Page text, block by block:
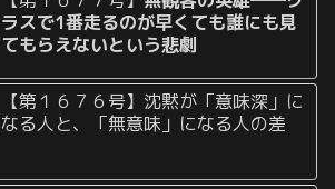
ラスで1番走るのが早くても誰にも見
てもらえないという悲劇
【第１６７６号】沈黙が「意味深」に
なる人と、「無意味」になる人の差